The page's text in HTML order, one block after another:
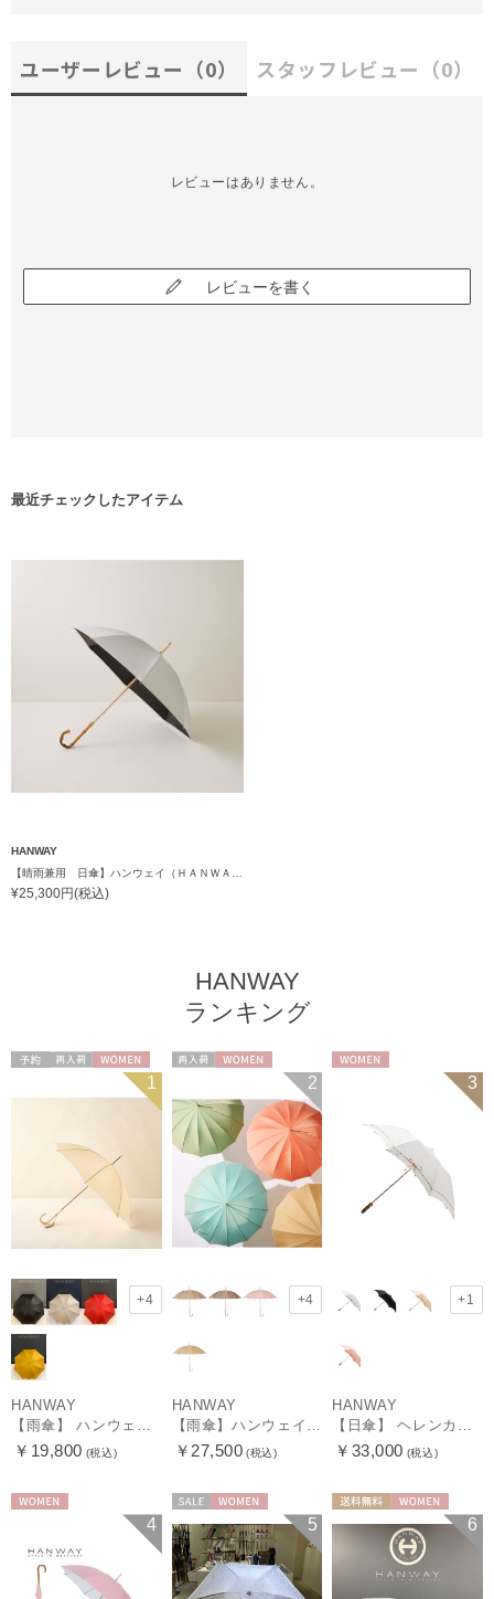
ユーザーレビュー （0） スタッフレビュー （0）
レビューはありません。
レビューを書く
最近チェックしたアイテム
HANWAY
¥25,300円(税込)
HANWAY
ランキング
WOMEN 1
+4
HANWAY
【雨傘】 ハンウェイ （HANWAY） Couturier クチュリエ 長傘 日本製
￥19,800 (税込)
2
+4
HANWAY
【雨傘】ハンウェイ （HANWAY ）真田耳（サナダミミ）長傘 日本製 カーボン骨
￥27,500 (税込)
3
+1
HANWAY
【日傘】 ヘレンカミンスキー（HELEN KAMINSKI） X ハンウェイ (HANWAY) コラボ プロヴァンスタイプ 麻無地 ラフィアコード 折りたたみ傘 曲がり手元 純パラソル
￥33,000 (税込)
4 5 6